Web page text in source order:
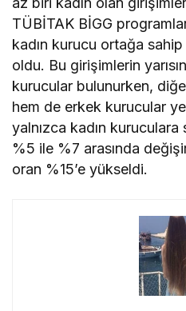
TÜBİTAK BİGG
kadın kurucu ortağa
oldu. Bu girişimlerin
kurucular bulunurken,
hem de erkek kurucular
yalnızca kadın kuruculara
%5 ile %7 arasında
oran %15’e yükseldi.